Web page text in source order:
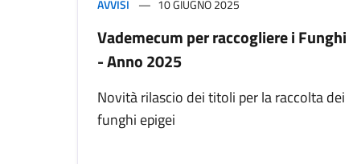
AVVISI 10 GIUGNO 2025
Vademecum per raccogliere i Funghi
- Anno 2025
Novità rilascio dei titoli per la raccolta dei
funghi epigei